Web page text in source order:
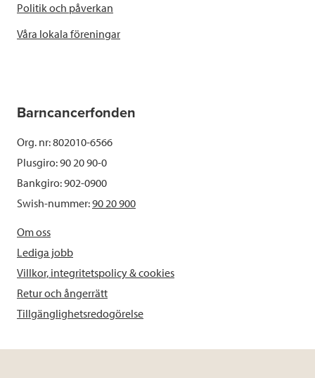
Politik och påverkan
Våra lokala föreningar
Barncancerfonden
Org. nr: 802010-6566
Plusgiro: 90 20 90-0
Bankgiro: 902-0900
Swish-nummer:90 20 900
Om oss
Lediga jobb
Villkor, integritetspolicy & cookies
Retur och ångerrätt
Tillgänglighetsredogörelse